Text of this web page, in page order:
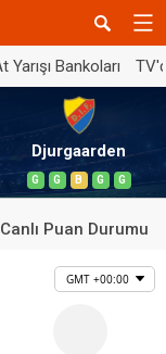
Yarışı Bankoları
Djurgaarden
G G B G G
Canlı Puan Durumu
GMT +00:00